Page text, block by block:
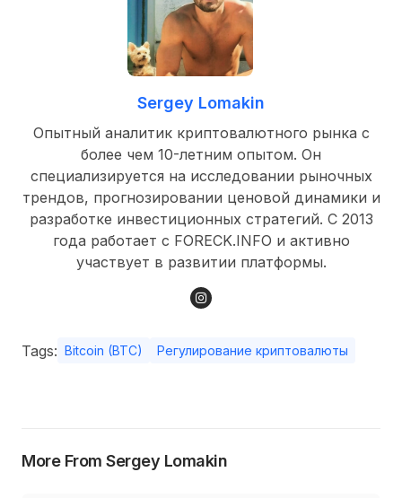
Sergey Lomakin
Опытный аналитик криптовалютного рынка с
более чем 10-летним опытом. Он
специализируется на исследовании рыночных
трендов, прогнозировании ценовой динамики и
разработке инвестиционных стратегий. С 2013
года работает с FORECK.INFO и активно
участвует в развитии платформы.
Tags: Bitcoin (BTC) Регулирование криптовалюты
More From Sergey Lomakin